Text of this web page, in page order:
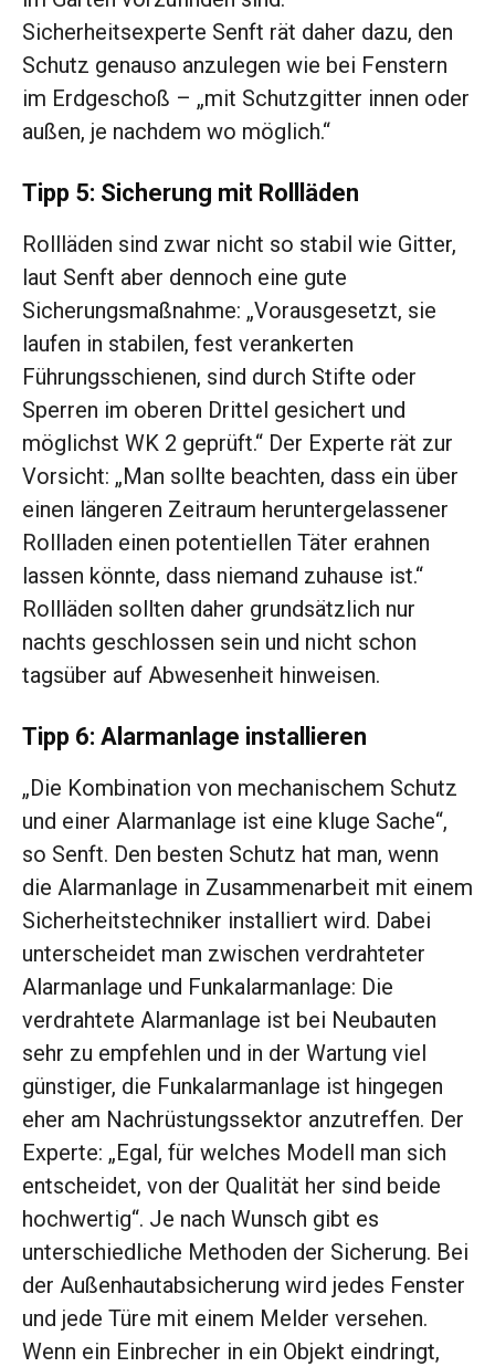
Sicherheitsexperte Senft rät daher dazu, den
Schutz genauso anzulegen wie bei Fenstern
im Erdgeschoß – „mit Schutzgitter innen oder
außen, je nachdem wo möglich.“
Tipp 5: Sicherung mit Rollläden
Rollläden sind zwar nicht so stabil wie Gitter,
laut Senft aber dennoch eine gute
Sicherungsmaßnahme: „Vorausgesetzt, sie
laufen in stabilen, fest verankerten
Führungsschienen, sind durch Stifte oder
Sperren im oberen Drittel gesichert und
möglichst WK 2 geprüft.“ Der Experte rät zur
Vorsicht: „Man sollte beachten, dass ein über
einen längeren Zeitraum heruntergelassener
Rollladen einen potentiellen Täter erahnen
lassen könnte, dass niemand zuhause ist.“
Rollläden sollten daher grundsätzlich nur
nachts geschlossen sein und nicht schon
tagsüber auf Abwesenheit hinweisen.
Tipp 6: Alarmanlage installieren
„Die Kombination von mechanischem Schutz
und einer Alarmanlage ist eine kluge Sache“,
so Senft. Den besten Schutz hat man, wenn
die Alarmanlage in Zusammenarbeit mit einem
Sicherheitstechniker installiert wird. Dabei
unterscheidet man zwischen verdrahteter
Alarmanlage und Funkalarmanlage: Die
verdrahtete Alarmanlage ist bei Neubauten
sehr zu empfehlen und in der Wartung viel
günstiger, die Funkalarmanlage ist hingegen
eher am Nachrüstungssektor anzutreffen. Der
Experte: „Egal, für welches Modell man sich
entscheidet, von der Qualität her sind beide
hochwertig“. Je nach Wunsch gibt es
unterschiedliche Methoden der Sicherung. Bei
der Außenhautabsicherung wird jedes Fenster
und jede Türe mit einem Melder versehen.
Wenn ein Einbrecher in ein Objekt eindringt,